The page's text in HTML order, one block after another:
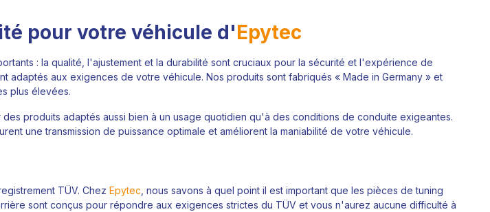
pour votre véhicule d'Epytec
: la qualité, l'ajustement et la durabilité sont cruciaux pour la sécurité et l'expérience de
adaptés aux exigences de votre véhicule. Nos produits sont fabriqués « Made in Germany » et
plus élevées.
produits adaptés aussi bien à un usage quotidien qu'à des conditions de conduite exigeantes.
une transmission de puissance optimale et améliorent la maniabilité de votre véhicule.
TÜV. Chez Epytec, nous savons à quel point il est important que les pièces de tuning
sont conçus pour répondre aux exigences strictes du TÜV et vous n'aurez aucune difficulté à